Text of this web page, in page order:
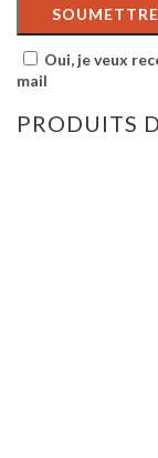
Oui, je veux
mail
PRODUITS